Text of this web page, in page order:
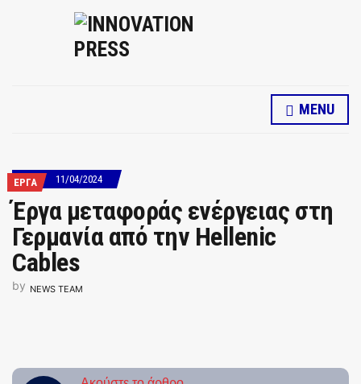
MENU
ΕΡΓΑ 11/04/2024
Έργα μεταφοράς ενέργειας στη
Γερμανία από την Hellenic
Cables
by NEWS TEAM